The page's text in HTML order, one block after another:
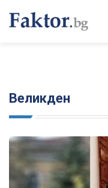
Великден